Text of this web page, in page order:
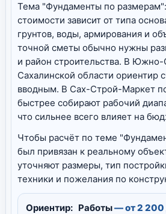
Тема "Фундаменты по
стоимости зависит от типа
грунтов, воды, армирования и
точной сметы обычно нужны
и район строительства. В Южно-
Сахалинской области ориентир
вводным. В Сах-Строй-Маркет
быстрее собирают рабочий
что сильнее всего влияет на
Чтобы расчёт по теме
был привязан к реальному
уточняют размеры, тип
техники и пожелания по
Ориентир: Работы— от 2 200